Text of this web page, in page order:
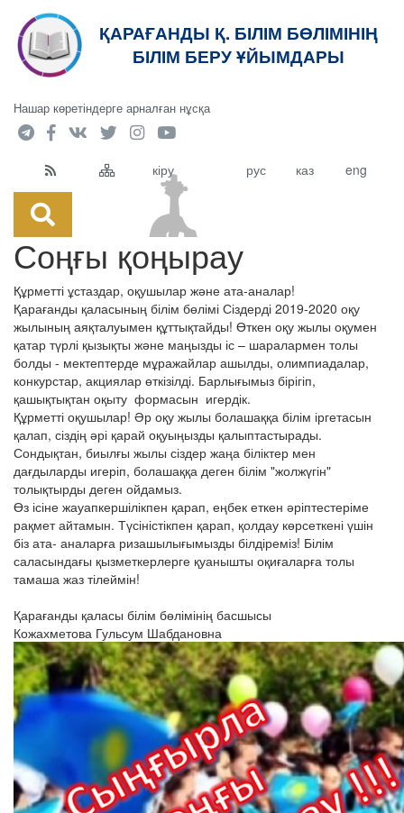
ҚАРАҒАНДЫ Қ. БІЛІМ БӨЛІМІНІҢ
БІЛІМ БЕРУ ҰЙЫМДАРЫ
Нашар көретіндерге арналған нұсқа
кіру рус каз eng
Соңғы қоңырау
Құрметті ұстаздар, оқушылар және ата-аналар!
Қарағанды қаласының білім бөлімі Сіздерді 2019-2020 оқу
жылының аяқталуымен құттықтайды! Өткен оқу жылы оқумен
қатар түрлі қызықты және маңызды іс – шаралармен толы
болды - мектептерде мұражайлар ашылды, олимпиадалар,
конкурстар, акциялар өткізілді. Барлығымыз бірігіп,
қашықтықтан оқыту формасын игердік.
Құрметті оқушылар! Әр оқу жылы болашаққа білім іргетасын
қалап, сіздің әрі қарай оқуыңызды қалыптастырады.
Сондықтан, биылғы жылы сіздер жаңа біліктер мен
дағдыларды игеріп, болашаққа деген білім "жолжүгін"
толықтырды деген ойдамыз.
Өз ісіне жауапкершілікпен қарап, еңбек еткен әріптестеріме
рақмет айтамын. Түсіністікпен қарап, қолдау көрсеткені үшін
біз ата- аналарға ризашылығымызды білдіреміз! Білім
саласындағы қызметкерлерге қуанышты оқиғаларға толы
тамаша жаз тілеймін!
Қарағанды қаласы білім бөлімінің басшысы
Кожахметова Гульсум Шабдановна